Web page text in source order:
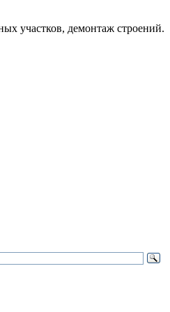
участков, демонтаж строений.